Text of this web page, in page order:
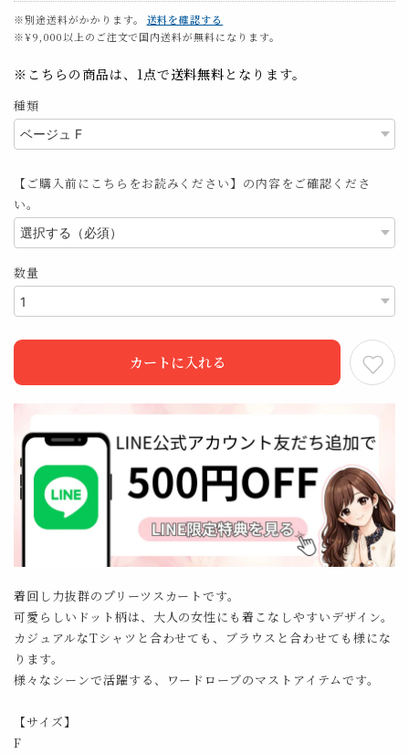
※別途送料がかかります。
送料を確認する
※¥9,000以上のご注文で国内送料が無料になります。
※こちらの商品は、1点で送料無料 となります。
種類
【ご購入前にこちらをお読みください】の内容をご確認くださ
い。
数量
カートに入れる
着回し力抜群のプリーツスカートです。
可愛らしいドット柄は、大人の女性にも着こなしやすいデザイン。
カジュアルなTシャツと合わせても、ブラウスと合わせても様にな
ります。
様々なシーンで活躍する、ワードローブのマストアイテムです。
【サイズ】
F